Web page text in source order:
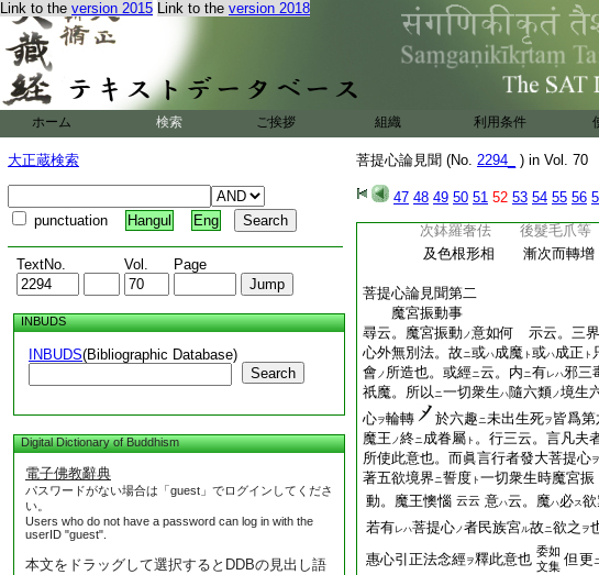
Link to the version 2015 Link to the version 2018
ホーム 検索 ご挨拶 組織 利用条件
大正蔵検索
punctuation Hangul Eng
TextNo. Vol. Page
INBUDS
INBUDS(Bibliographic Database)
Search
Digital Dictionary of Buddhism
電子佛教辭典
パスワードがない場合は「guest」でログインしてくださ
い。
Users who do not have a password can log in with the
userID "guest".
本文をドラッグして選択するとDDBの見出し語
菩提心論見聞 (No. 2294_ ) in Vol. 70
47 48 49 50 51 52 53 54 55 56
布施 隨衆下 鉤布施 有人同上
鉤布施 如上
同事 既親下 索同事 索利
愛語 信任下 鎖愛語 鎖愛
既親下
利行 亦可下 鈴利行 鈴同事
衆生下
頌云最初 羯賴藍次生頞部曇
次鉢羅奢佉 後髮毛爪等
及色根形相 漸次而轉增
菩提心論見聞第二
魔宮振動事
尋云。魔宮振動ノ意如何 示云。三
心外無別法。故ニ或ハ成魔 ト 或ハ成正 ト
會ノ 所造也。或經ニ云。内ニ有レハ邪三
祇魔。所以ニ一切衆生ハ隨六類ノ境生
心ヲ輪轉 於六趣ニ未出生死ヲ 皆爲第
魔王 ノ終ニ成眷屬 ト 。行三云。言凡夫
所使此意也。而眞言行者發大菩提心ヲ
著五欲境界ニ誓度 ト 一切衆生時魔宮振
動。魔王懊惱 云云 意ハ云。魔ハ必ス
若有レハ菩提心ノ者民族宮ル故ニ欲之 ヲ
惠心引正法念經ヲ釋此意也 委如
文集 但更